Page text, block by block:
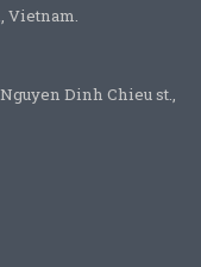
Vietnam.
Dinh Chieu st.,